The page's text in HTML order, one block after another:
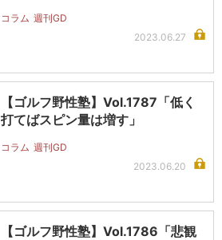
コラム 週刊GD
2023.06.27
【ゴルフ野性塾】Vol.1787「低く
打てばスピン量は増す」
コラム 週刊GD
2023.06.20
【ゴルフ野性塾】Vol.1786「悲観